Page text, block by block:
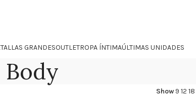
TALLAS GRANDESOUTLETROPA ÍNTIMAÚLTIMAS UNIDADES
Body
Show 9 12 18